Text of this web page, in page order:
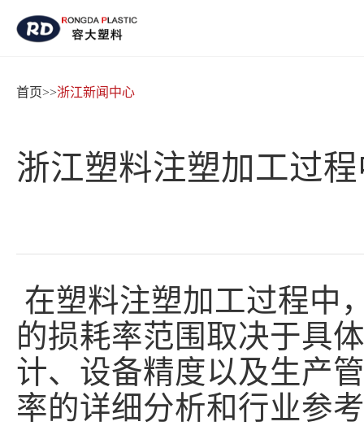
HOME
产品展示
厂房设备
联系我们
首页>>浙江新闻中心
浙江塑料注塑加工过
在塑料注塑加工过程中
的损耗率范围取决于具
计、设备精度以及生产
率的详细分析和行业参